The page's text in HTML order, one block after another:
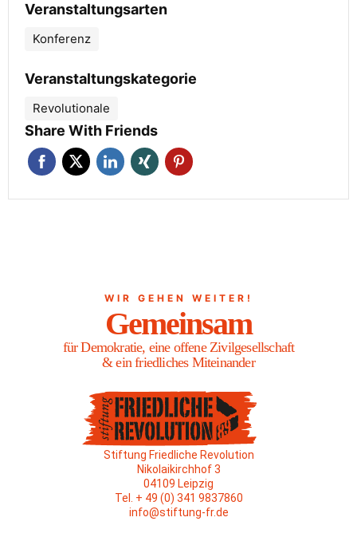
Veranstaltungsarten
Konferenz
Veranstaltungskategorie
Revolutionale
Share With Friends
WIR GEHEN WEITER!
Gemeinsam
für Demokratie, eine offene Zivilgesellschaft
& ein friedliches Miteinander
Stiftung Friedliche Revolution
Nikolaikirchhof 3
04109 Leipzig
Tel. + 49 (0) 341 9837860
info@stiftung-fr.de